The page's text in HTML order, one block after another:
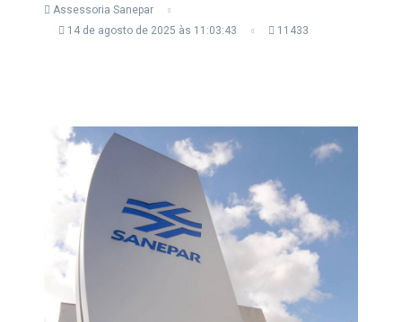
Assessoria Sanepar
14 de agosto de 2025 às 11:03:43
11433